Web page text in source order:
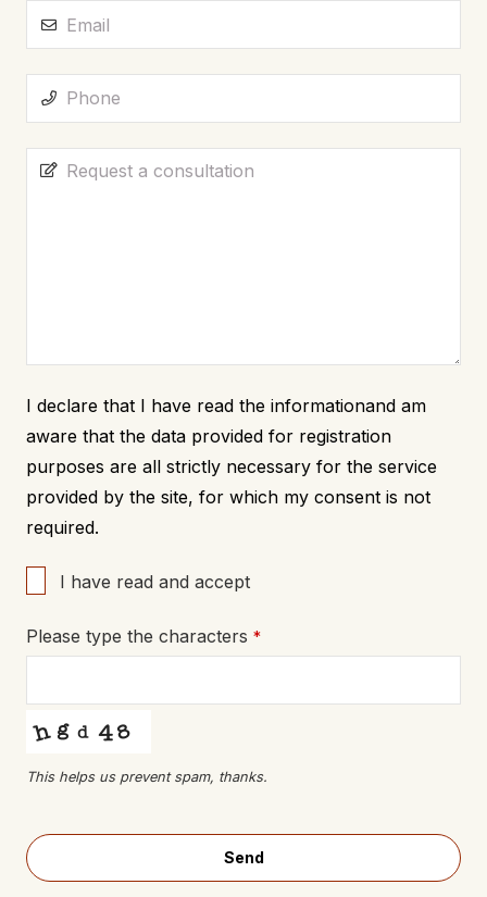
I declare that I have read the informationand am
aware that the data provided for registration
purposes are all strictly necessary for the service
provided by the site, for which my consent is not
required.
I have read and accept
Please type the characters *
This helps us prevent spam, thanks.
Send